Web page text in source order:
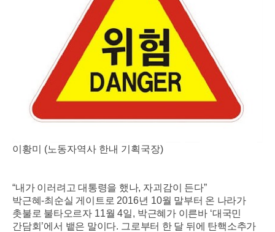
이황미 (노동자역사 한내 기획국장)
“내가 이러려고 대통령을 했나, 자괴감이 든다”
박근혜-최순실 게이트로 2016년 10월 말부터 온 나라가
촛불로 불타오르자 11월4일, 박근혜가 이른바 ‘대국민
간담회 ’에서 뱉은 말이다. 그로부터 한 달 뒤에 탄핵소추가